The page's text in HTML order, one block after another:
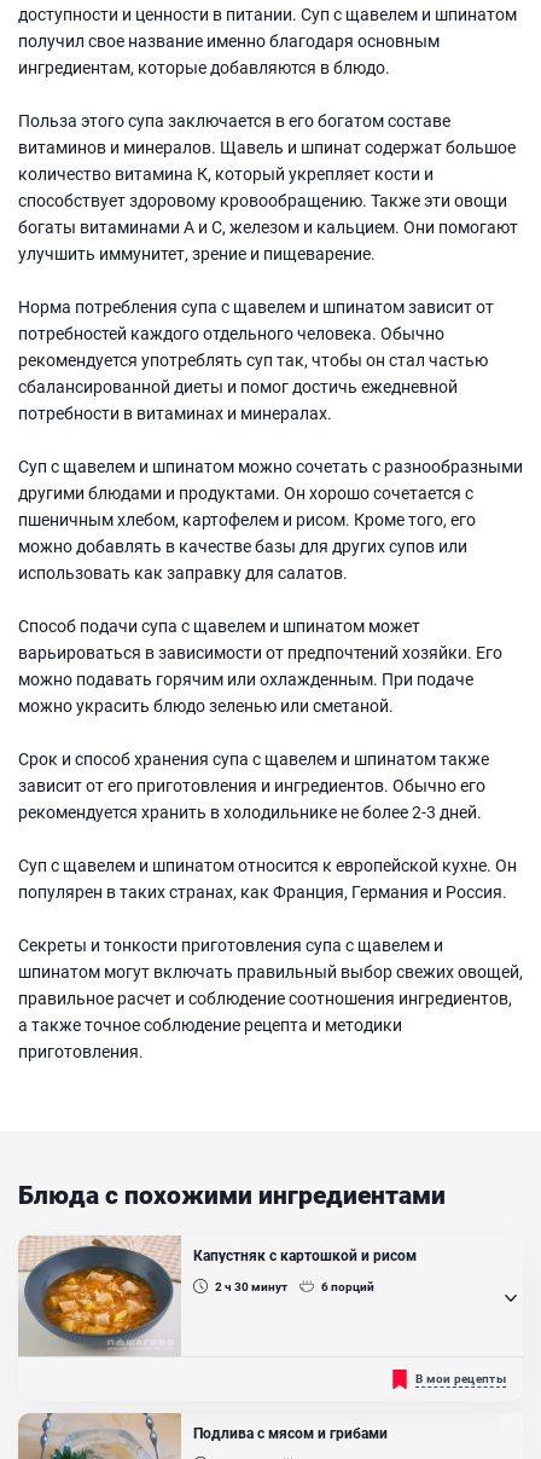
доступности и ценности в питании. Суп с щавелем и шпинатом
получил свое название именно благодаря основным
ингредиентам, которые добавляются в блюдо.
Польза этого супа заключается в его богатом составе
витаминов и минералов. Щавель и шпинат содержат большое
количество витамина К, который укрепляет кости и
способствует здоровому кровообращению. Также эти овощи
богаты витаминами А и С, железом и кальцием. Они помогают
улучшить иммунитет, зрение и пищеварение.
Норма потребления супа с щавелем и шпинатом зависит от
потребностей каждого отдельного человека. Обычно
рекомендуется употреблять суп так, чтобы он стал частью
сбалансированной диеты и помог достичь ежедневной
потребности в витаминах и минералах.
Суп с щавелем и шпинатом можно сочетать с разнообразными
другими блюдами и продуктами. Он хорошо сочетается с
пшеничным хлебом, картофелем и рисом. Кроме того, его
можно добавлять в качестве базы для других супов или
использовать как заправку для салатов.
Способ подачи супа с щавелем и шпинатом может
варьироваться в зависимости от предпочтений хозяйки. Его
можно подавать горячим или охлажденным. При подаче
можно украсить блюдо зеленью или сметаной.
Срок и способ хранения супа с щавелем и шпинатом также
зависит от его приготовления и ингредиентов. Обычно его
рекомендуется хранить в холодильнике не более 2-3 дней.
Суп с щавелем и шпинатом относится к европейской кухне. Он
популярен в таких странах, как Франция, Германия и Россия.
Секреты и тонкости приготовления супа с щавелем и
шпинатом могут включать правильный выбор свежих овощей,
правильное расчет и соблюдение соотношения ингредиентов,
а также точное соблюдение рецепта и методики
приготовления.
Блюда с похожими ингредиентами
Капустняк с картошкой и рисом
2 ч 30минут 6порций
Капустняк или капустница — традиционный украинский суп из
капусты. Это блюдо готовят не только на Украине, но и в соседних
странах: России, Белоруссии, Польше. В классическом варианте в
капустняк добавляют квашеную капусту. В этом же рецепте
используется свежая белокочанная капуста, так суп получится
В мои рецепты
Подлива с мясом и грибами